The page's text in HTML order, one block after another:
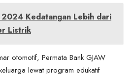
2024 Kedatangan Lebih dari
Listrik
otomotif, Permata Bank GJAW
lewat program edukatif